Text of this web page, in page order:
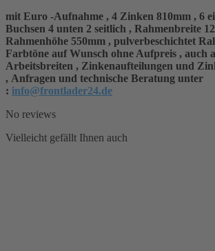
mit Euro -Aufnahme , 4 Zinken 810mm , 6
Buchsen 4 unten 2 seitlich , Rahmenbreite
Rahmenhöhe 550mm , pulverbeschichtet
Farbtöne auf Wunsch ohne Aufpreis , auch
Arbeitsbreiten , Zinkenaufteilungen und
, Anfragen und technische Beratung unter
: info@frontlader24.de
No reviews
Vielleicht gefällt Ihnen auch